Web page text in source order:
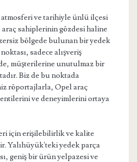
ve tarihiyle ünlü ilçesi
sahiplerinin gözdesi haline
bölgede bulunan bir yedek
sadece alışveriş
müşterilerine unutulmaz bir
Biz de bu noktada
röportajlarla, Opel araç
ve deneyimlerini ortaya
için erişilebilirlik ve kalite
Yalıhüyük'teki yedek parça
geniş bir ürün yelpazesi ve